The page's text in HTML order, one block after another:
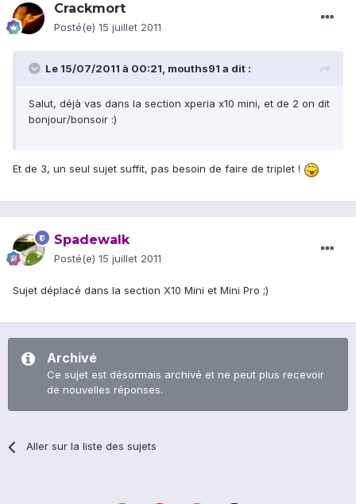
Crackmort
Posté(e) 15 juillet 2011
Le 15/07/2011 à 00:21, mouths91 a dit :
Salut, déjà vas dans la section xperia x10 mini, et de 2 on dit
bonjour/bonsoir :)
Et de 3, un seul sujet suffit, pas besoin de faire de triplet !
Spadewalk
Posté(e) 15 juillet 2011
Sujet déplacé dans la section X10 Mini et Mini Pro ;)
Archivé
Ce sujet est désormais archivé et ne peut plus recevoir
de nouvelles réponses.
Aller sur la liste des sujets